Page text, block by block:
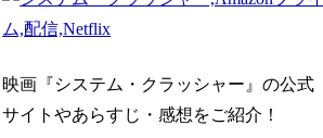
映画『システム・クラッシャー』の公式
サイトやあらすじ・感想をご紹介！